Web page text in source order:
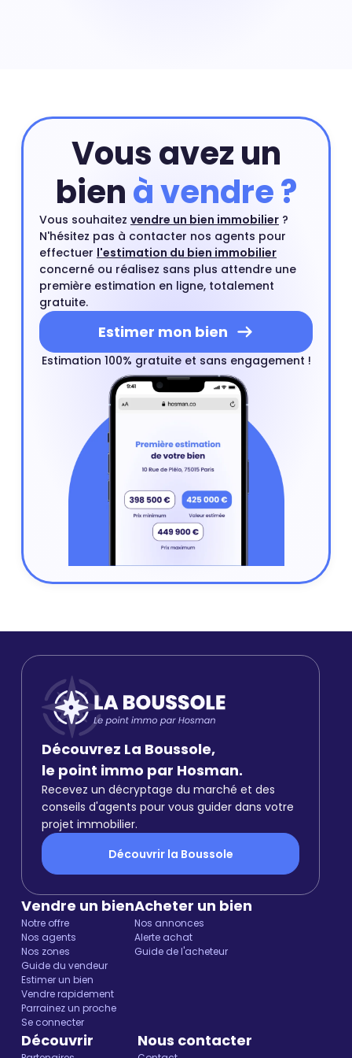
Vous avez un
bienà vendre ?
Vous souhaitez vendre un bien immobilier ?
N'hésitez pas à contacter nos agents pour
effectuer l'estimation du bien immobilier
concerné ou réalisez sans plus attendre une
première estimation en ligne, totalement
gratuite.
Estimer mon bien
Estimation 100% gratuite et sans engagement !
Découvrez La Boussole,
le point immo par Hosman.
Recevez un décryptage du marché et des
conseils d'agents pour vous guider dans votre
projet immobilier.
Découvrir la Boussole
Vendre un bien
Notre offre
Nos agents
Nos zones
Guide du vendeur
Estimer un bien
Vendre rapidement
Parrainez un proche
Se connecter
Acheter un bien
Nos annonces
Alerte achat
Guide de l'acheteur
Découvrir Nous contacter